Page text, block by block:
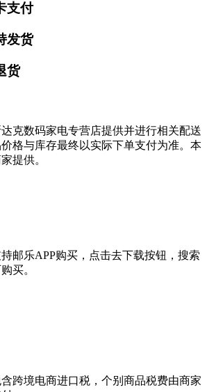
支付
发货
货
克数码家电专营店提供并进行相关配送
格与库存最终以实际下单支付为准。本
提供。
邮乐APP购买，点击去下载按钮，搜索
买。
跨境电商进口税，个别商品税费由商家